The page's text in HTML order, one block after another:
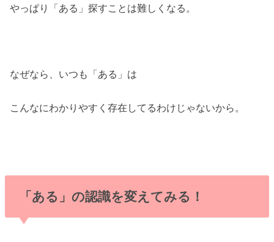
やっぱり「ある」探すことは難しくなる。
なぜなら、いつも「ある」は
こんなにわかりやすく存在してるわけじゃないから。
「ある」の認識を変えてみる！